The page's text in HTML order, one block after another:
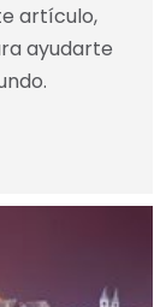
artículo,
ayudarte